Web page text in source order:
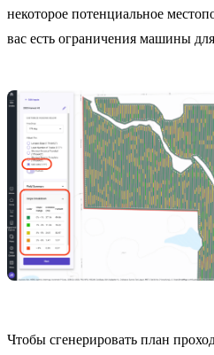
некоторое потенциальное
вас есть ограничения машины
Чтобы сгенерировать план